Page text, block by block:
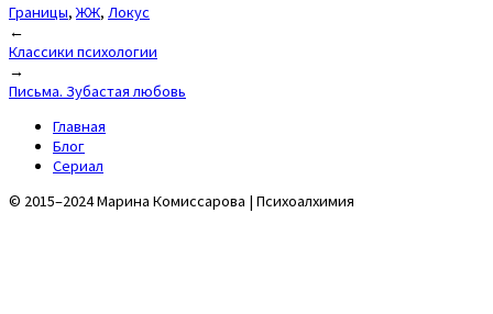
Границы,ЖЖ, Локус
Post
navigation
←
Классики психологии
→
Письма. Зубастая любовь
Главная
Блог
Сериал
© 2015–2024 Марина Комиссарова | Психоалхимия